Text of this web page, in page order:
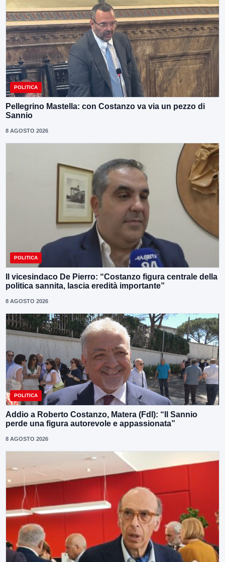
POLITICA
Pellegrino Mastella: con Costanzo va via un pezzo di
Sannio
8 AGOSTO 2026
POLITICA
Il vicesindaco De Pierro: “Costanzo figura centrale della
politica sannita, lascia eredità importante”
8 AGOSTO 2026
POLITICA
Addio a Roberto Costanzo, Matera (FdI): “Il Sannio
perde una figura autorevole e appassionata”
8 AGOSTO 2026